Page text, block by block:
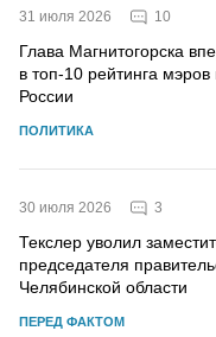
31 июля 2026 10
Глава Магнитогорска
в топ-10 рейтинга мэров
России
ПОЛИТИКА
30 июля 2026 3
Текслер уволил
председателя
Челябинской области
ПЕРЕД ФАКТОМ